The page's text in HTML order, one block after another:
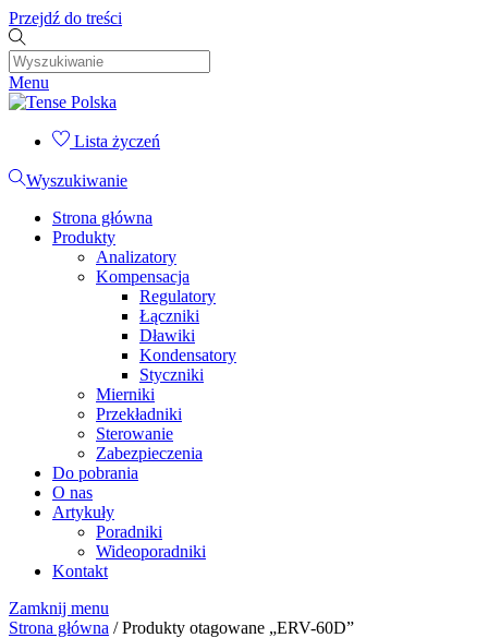
Przejdź do treści
Menu
Lista życzeń
Wyszukiwanie
Strona główna
Produkty
Analizatory
Kompensacja
Regulatory
Łączniki
Dławiki
Kondensatory
Styczniki
Mierniki
Przekładniki
Sterowanie
Zabezpieczenia
Do pobrania
O nas
Artykuły
Poradniki
Wideoporadniki
Kontakt
Zamknij menu
Strona główna / Produkty otagowane „ERV-60D”